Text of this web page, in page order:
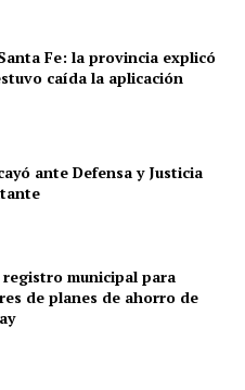
Fe: la provincia explicó
caída la aplicación
ante Defensa y Justicia
municipal para
de planes de ahorro de